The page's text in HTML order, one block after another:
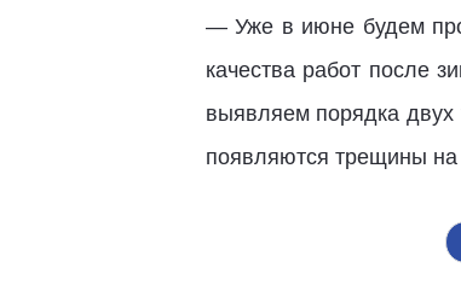
— Уже в июне будем
качества работ после
выявляем порядка
появляются трещины на